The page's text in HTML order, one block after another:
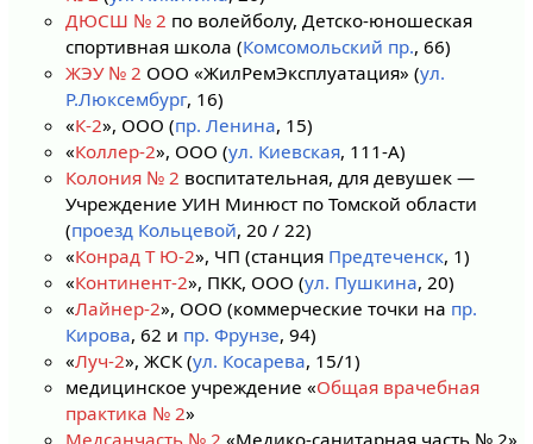
ДЮСШ № 2 по волейболу, Детско-юношеская
спортивная школа (Комсомольский пр., 66)
ЖЭУ № 2 ООО «ЖилРемЭксплуатация» (ул.
Р.Люксембург, 16)
«К-2», ООО (пр. Ленина, 15)
«Коллер-2», ООО (ул. Киевская, 111-А)
Колония № 2 воспитательная, для девушек —
Учреждение УИН Минюст по Томской области
(проезд Кольцевой, 20 / 22)
«Конрад Т Ю-2», ЧП (станция Предтеченск, 1)
«Континент-2», ПКК, ООО (ул. Пушкина, 20)
«Лайнер-2», ООО (коммерческие точки на пр.
Кирова, 62 и пр. Фрунзе, 94)
«Луч-2», ЖСК (ул. Косарева, 15/1)
медицинское учреждение «Общая врачебная
практика № 2»